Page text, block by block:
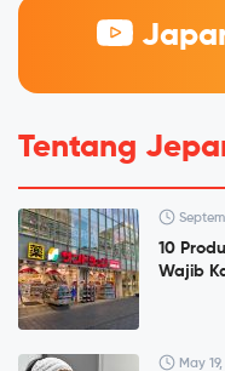
Tentang
10
Wajib
May